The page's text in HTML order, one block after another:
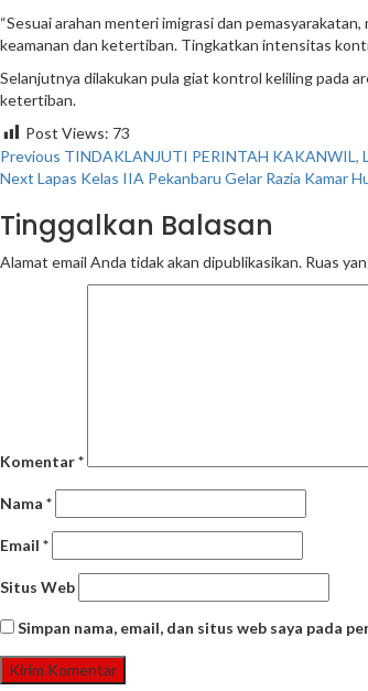
“Sesuai arahan menteri imigrasi dan
keamanan dan ketertiban. Tingkatkan intensitas
Selanjutnya dilakukan pula giat kontrol keliling pada
ketertiban.
Post Views: 73
Continue
Reading
Previous TINDAKLANJUTI PERINTAH KAKANWIL,
Next Lapas Kelas IIA Pekanbaru Gelar Razia Kamar
Tinggalkan Balasan
Alamat email Anda tidak akan dipublikasikan. Ruas
Komentar*
Nama *
Email *
Situs Web
Simpan nama, email, dan situs web saya pada